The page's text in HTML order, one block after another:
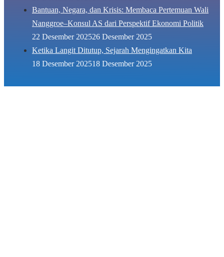
Bantuan, Negara, dan Krisis: Membaca Pertemuan Wali
Nanggroe–Konsul AS dari Perspektif Ekonomi Politik
22 Desember 202526 Desember 2025
Ketika Langit Ditutup, Sejarah Mengingatkan Kita
18 Desember 202518 Desember 2025